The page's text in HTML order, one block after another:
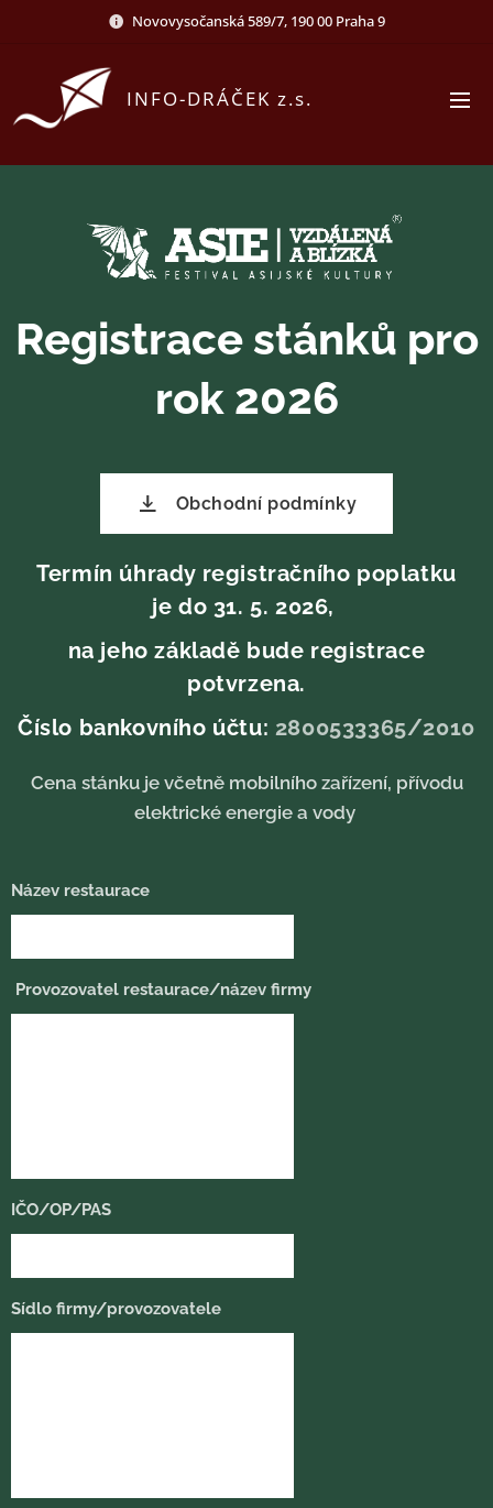
Novovysočanská 589/7, 190 00 Praha 9
INFO-DRÁČEK z.s.
Registrace stánků pro
rok 2026
Obchodní podmínky
Termín úhrady registračního poplatku
je do 31. 5. 2026,
na jeho základě bude registrace
potvrzena.
Číslo bankovního účtu: 2800533365/2010
Cena stánku je včetně mobilního zařízení, přívodu
elektrické energie a vody
Název restaurace
Provozovatel restaurace/název firmy
IČO/OP/PAS
Sídlo firmy/provozovatele